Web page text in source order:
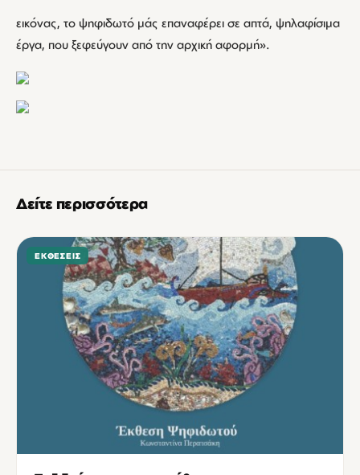
εικόνας, το ψηφιδωτό μάς επαναφέρει σε απτά, ψηλαφίσιμα
έργα, που ξεφεύγουν από την αρχική αφορμή».
Δείτε περισσότερα
ΕΚΘΈΣΕΙΣ